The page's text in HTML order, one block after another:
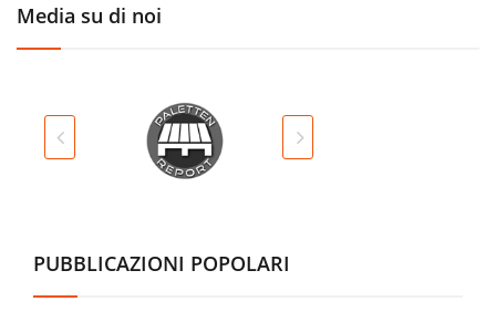
Media su di noi
PUBBLICAZIONI POPOLARI